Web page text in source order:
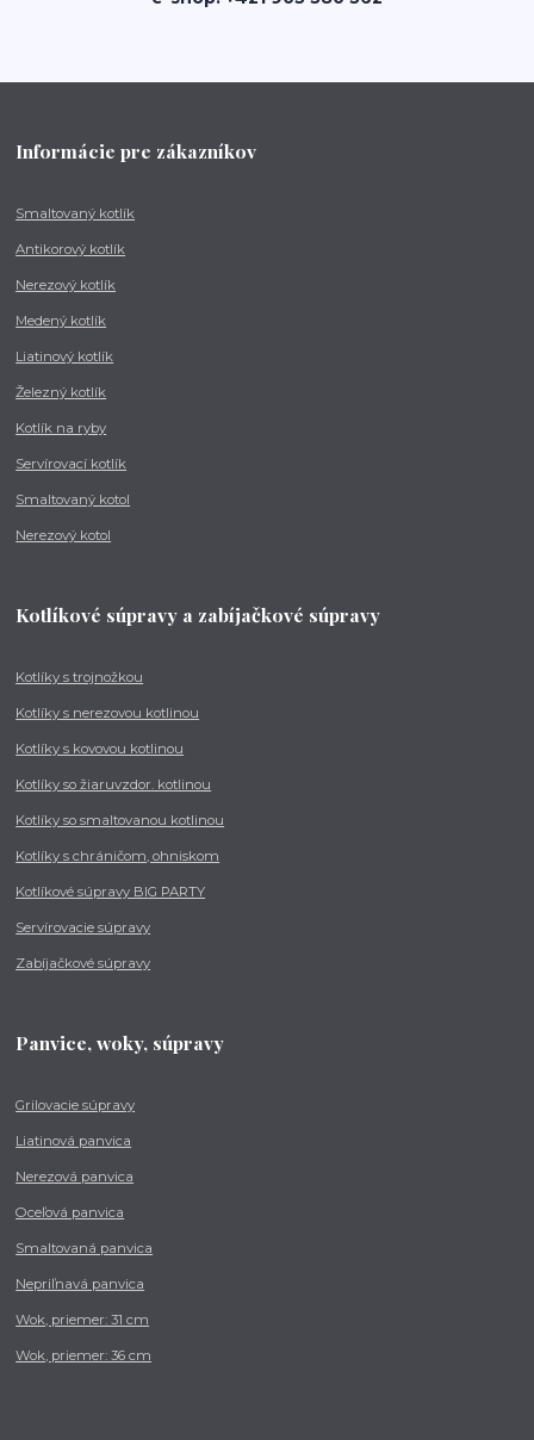
Informácie pre zákazníkov
Smaltovaný kotlík
Antikorový kotlík
Nerezový kotlík
Medený kotlík
Liatinový kotlík
Železný kotlík
Kotlík na ryby
Servírovací kotlík
Smaltovaný kotol
Nerezový kotol
Kotlíkové súpravy a zabíjačkové súpravy
Kotlíky s trojnožkou
Kotlíky s nerezovou kotlinou
Kotlíky s kovovou kotlinou
Kotlíky so žiaruvzdor. kotlinou
Kotlíky so smaltovanou kotlinou
Kotlíky s chráničom, ohniskom
Kotlíkové súpravy BIG PARTY
Servírovacie súpravy
Zabíjačkové súpravy
Panvice, woky, súpravy
Grilovacie súpravy
Liatinová panvica
Nerezová panvica
Oceľová panvica
Smaltovaná panvica
Nepriľnavá panvica
Wok, priemer: 31 cm
Wok, priemer: 36 cm